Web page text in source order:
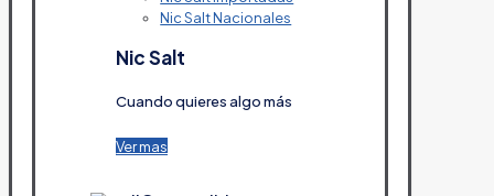
Nic Salt Nacionales
Nic Salt
Cuando quieres algo más
Ver mas